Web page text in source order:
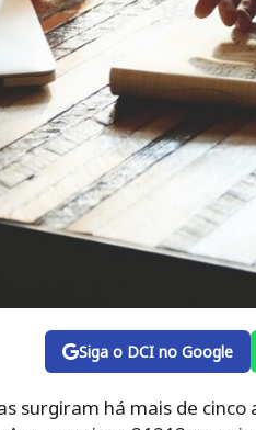
Siga o DCI no Google
surgiram há mais de cinco